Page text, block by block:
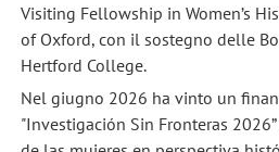
Visiting Fellowship in Women’s
of Oxford, con il sostegno delle
Hertford College.
Nel giugno 2026 ha vinto un
"Investigación Sin Fronteras